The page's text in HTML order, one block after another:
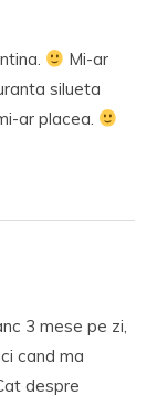
Mi-ar
silueta
ar placea.
3 mese pe zi,
cand ma
despre